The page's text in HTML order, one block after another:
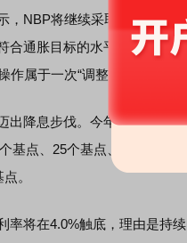
NBP将继续采取一切必要行
合通胀目标的水平。NBP可
属于一次“调整”。
降息步伐。今年5月、7月、
基点、25个基点、25个基点
。
率将在4.0%触底，理由是持